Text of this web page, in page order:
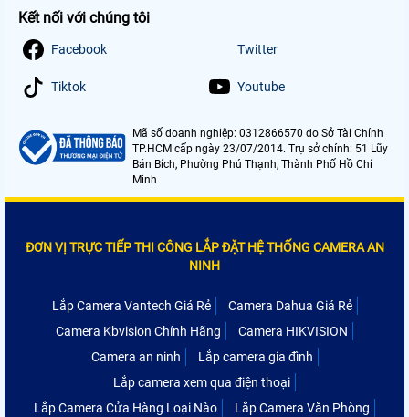
Kết nối với chúng tôi
Facebook Twitter
Tiktok Youtube
Mã số doanh nghiệp: 0312866570 do Sở Tài Chính
TP.HCM cấp ngày 23/07/2014. Trụ sở chính: 51 Lũy
Bán Bích, Phường Phú Thạnh, Thành Phố Hồ Chí
Minh
ĐƠN VỊ TRỰC TIẾP THI CÔNG LẮP ĐẶT HỆ THỐNG CAMERA AN
NINH
Lắp Camera Vantech Giá Rẻ
Camera Dahua Giá Rẻ
Camera Kbvision Chính Hãng
Camera HIKVISION
Camera an ninh
Lắp camera gia đình
Lắp camera xem qua điện thoại
Lắp Camera Cửa Hàng Loại Nào
Lắp Camera Văn Phòng